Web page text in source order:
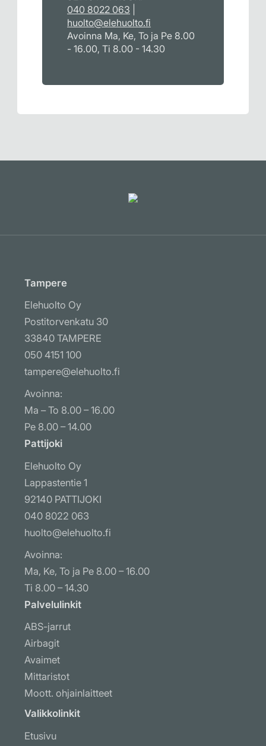
040 8022 063
huolto@elehuolto.fi
Avoinna Ma, Ke, To ja Pe 8.00
- 16.00, Ti 8.00 - 14.30
Tampere
Elehuolto Oy
Postitorvenkatu 30
33840 TAMPERE
050 4151 100
tampere@elehuolto.fi
Avoinna:
Ma – To 8.00 – 16.00
Pe 8.00 – 14.00
Pattijoki
Elehuolto Oy
Lappastentie 1
92140 PATTIJOKI
040 8022 063
huolto@elehuolto.fi
Avoinna:
Ma, Ke, To ja Pe 8.00 – 16.00
Ti 8.00 – 14.30
Palvelulinkit
ABS-jarrut
Airbagit
Avaimet
Mittaristot
Moott. ohjainlaitteet
Muut ohjausyksiköt
Ohj. laitteiden koodaus
Valikkolinkit
Etusivu